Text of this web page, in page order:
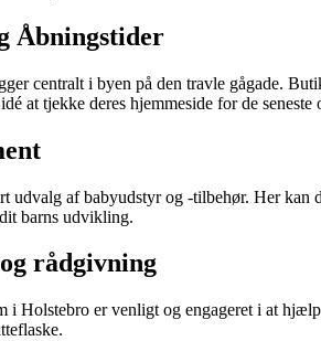
Åbningstider
centralt i byen på den travle gågade.
at tjekke deres hjemmeside for de seneste
udvalg af babyudstyr og -tilbehør. Her kan
barns udvikling.
rådgivning
i Holstebro er venligt og engageret i at